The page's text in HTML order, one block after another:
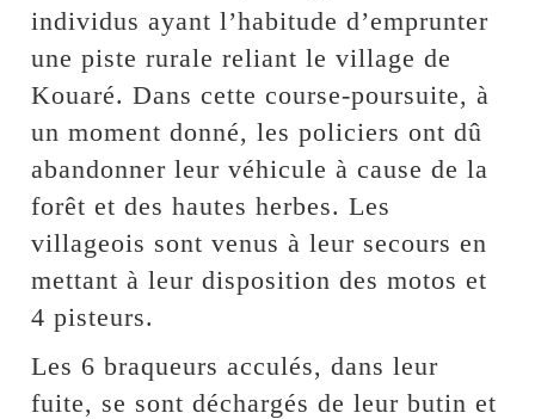
individus ayant l’habitude d’emprunter
une piste rurale reliant le village de
Kouaré. Dans cette course-poursuite, à
un moment donné, les policiers ont dû
abandonner leur véhicule à cause de la
forêt et des hautes herbes. Les
villageois sont venus à leur secours en
mettant à leur disposition des motos et
4 pisteurs.
Les 6 braqueurs acculés, dans leur
fuite, se sont déchargés de leur butin et